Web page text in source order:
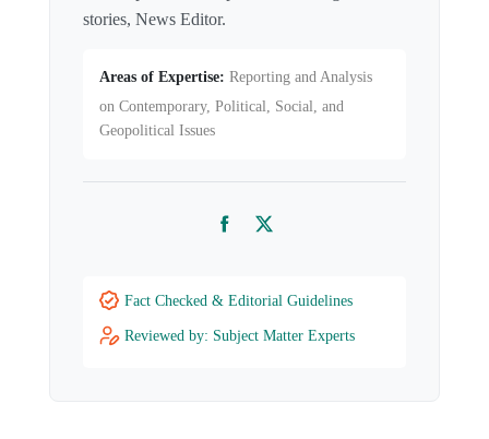
stories, News Editor.
Areas of Expertise: Reporting and Analysis
on Contemporary, Political, Social, and
Geopolitical Issues
FacebookTwitter
Fact Checked & Editorial Guidelines
Reviewed by: Subject Matter Experts